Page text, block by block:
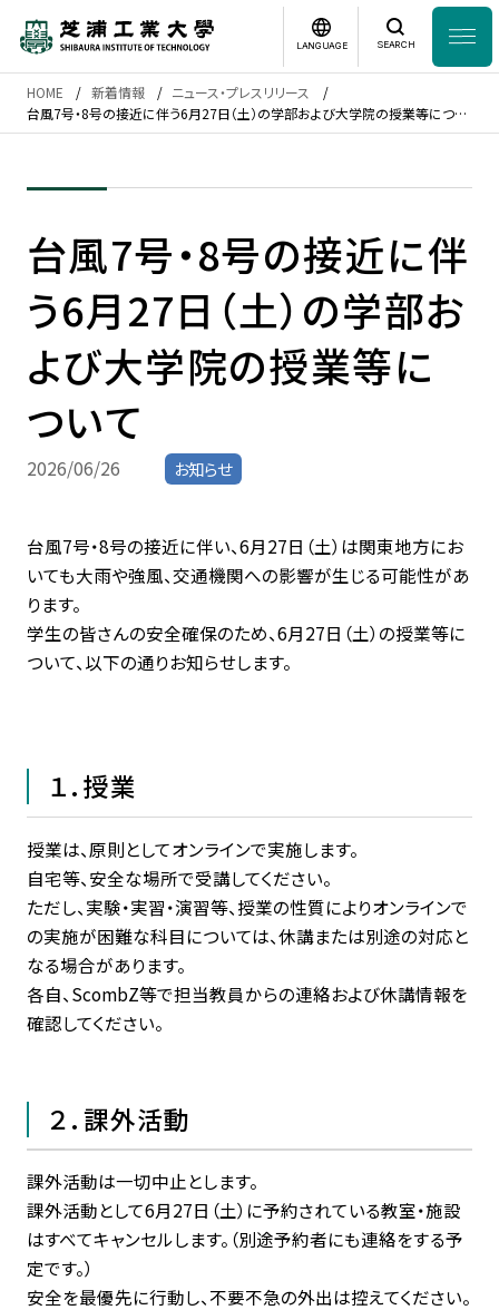
News
芝浦工業大学とは
学部・大学院
研究・産学連携
グローバル
入学案内
受験生
卒業生 企業・研究者
LANGUAGE SEARCH
日本語 English
HOME 新着情報
ニュース・プレスリリース
台風7号・8号の接近に伴う6月27日（土）の学部および大学院の授業等につい
て
台風7号・8号の接近に伴
う6月27日（土）の学部お
よび大学院の授業等に
ついて
2026/06/26 お知らせ
台風7号・8号の接近に伴い、6月27日（土）は関東地方にお
いても大雨や強風、交通機関への影響が生じる可能性があ
ります。
学生の皆さんの安全確保のため、6月27日（土）の授業等に
ついて、以下の通りお知らせします。
１．授業
授業は、原則としてオンラインで実施します。
自宅等、安全な場所で受講してください。
ただし、実験・実習・演習等、授業の性質によりオンラインで
の実施が困難な科目については、休講または別途の対応と
なる場合があります。
各自、ScombZ等で担当教員からの連絡および休講情報を
確認してください。
２．課外活動
課外活動は一切中止とします。
課外活動として6月27日（土）に予約されている教室・施設
はすべてキャンセルします。（別途予約者にも連絡をする予
定です。）
安全を最優先に行動し、不要不急の外出は控えてください。